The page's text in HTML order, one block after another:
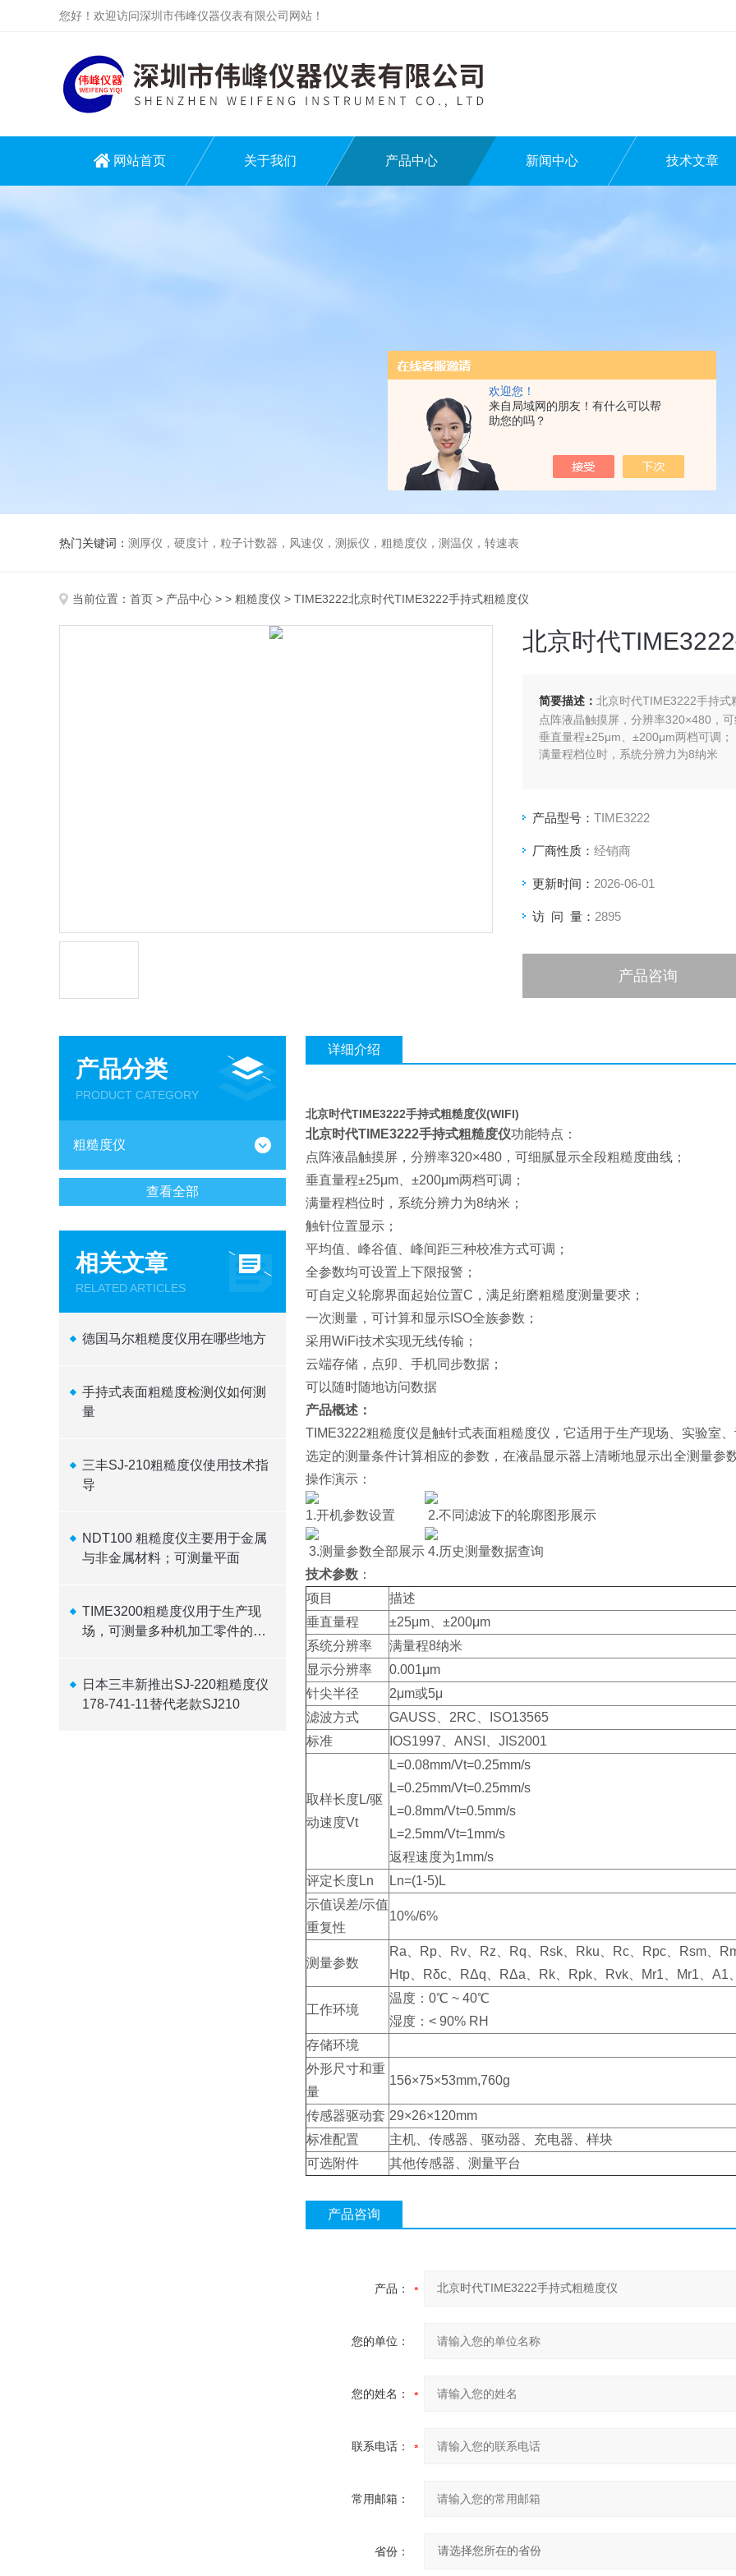
欢迎您！
来自局域网的朋友！有什么可以帮
助您的吗？
您好！欢迎访问深圳市伟峰仪器仪表有限公司网站！
网站首页 关于我们 产品中心 新闻中心 技术文章
热门关键词： 测厚仪，硬度计，粒子计数器，风速仪，测振仪，粗糙度仪，测温仪，转速表
当前位置： 首页 > 产品中心 > > 粗糙度仪 > TIME3222北京时代TIME3222手持式粗糙度仪
北京时代
简要描述： 北京时代TIME3222手持式
点阵液晶触摸屏，分辨率320×480，
垂直量程±25μm、±200μm两档可调；
满量程档位时，系统分辨力为8纳米
产品型号： TIME3222
厂商性质： 经销商
更新时间： 2026-06-01
访 问 量： 2895
产品咨询
产品分类
PRODUCT CATEGORY
粗糙度仪
查看全部
相关文章
RELATED ARTICLES
德国马尔粗糙度仪用在哪些地方
手持式表面粗糙度检测仪如何测
量
三丰SJ-210粗糙度仪使用技术指
导
NDT100 粗糙度仪主要用于金属
与非金属材料；可测量平面
TIME3200粗糙度仪用于生产现
场，可测量多种机加工零件的表
日本三丰新推出SJ-220粗糙度仪
178-741-11替代老款SJ210
详细介绍
北京时代TIME3222手持式粗糙度仪(WIFI)
北京时代TIME3222手持式粗糙度仪功能特点：
点阵液晶触摸屏，分辨率320×480，可细腻显示全段粗糙度曲线；
垂直量程±25μm、±200μm两档可调；
满量程档位时，系统分辨力为8纳米；
触针位置显示；
平均值、峰谷值、峰间距三种校准方式可调；
全参数均可设置上下限报警；
可自定义轮廓界面起始位置C，满足絎磨粗糙度测量要求；
一次测量，可计算和显示ISO全族参数；
采用WiFi技术实现无线传输；
云端存储，点卯、手机同步数据；
可以随时随地访问数据
产品概述：
TIME3222粗糙度仪是触针式表面粗糙度仪，它适用于生产现场、实验室
选定的测量条件计算相应的参数，在液晶显示器上清晰地显示出全测量参
操作演示：
1.开机参数设置 2.不同滤波下的轮廓图形展示
3.测量参数全部展示 4.历史测量数据查询
技术参数 ：
项目
描述
垂直量程
±25μm、±200μm
系统分辨率
满量程8纳米
显示分辨率
0.001μm
针尖半径
2μm或5μ
滤波方式
GAUSS、2RC、ISO13565
标准
IOS1997、ANSI、JIS2001
取样长度L/驱
动速度Vt
L=0.08mm/Vt=0.25mm/s
L=0.25mm/Vt=0.25mm/s
L=0.8mm/Vt=0.5mm/s
L=2.5mm/Vt=1mm/s
返程速度为1mm/s
评定长度Ln
Ln=(1-5)L
示值误差/示值
重复性
10%/6%
测量参数
Ra、Rp、Rv、Rz、Rq、Rsk、Rku、Rc、Rpc、Rsm、
Htp、Rδc、RΔq、RΔa、Rk、Rpk、Rvk、Mr1、Mr1、A1
工作环境
温度：0℃ ~ 40℃
湿度：< 90% RH
存储环境
外形尺寸和重
量
156×75×53mm,760g
传感器驱动套 29×26×120mm
标准配置
主机、传感器、驱动器、充电器、样块
可选附件
其他传感器、测量平台
产品咨询
产品：
您的单位：
您的姓名：
联系电话：
常用邮箱：
省份：